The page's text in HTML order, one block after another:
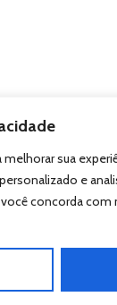
sua
e
você concorda